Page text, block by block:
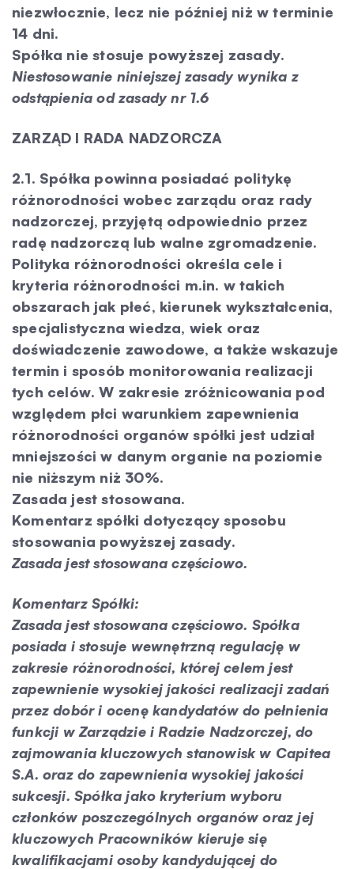
niezwłocznie, lecz nie później niż w terminie
14 dni.
Spółka nie stosuje powyższej zasady.
Niestosowanie niniejszej zasady wynika z
odstąpienia od zasady nr 1.6
ZARZĄD I RADA NADZORCZA
2.1. Spółka powinna posiadać politykę
różnorodności wobec zarządu oraz rady
nadzorczej, przyjętą odpowiednio przez
radę nadzorczą lub walne zgromadzenie.
Polityka różnorodności określa cele i
kryteria różnorodności m.in. w takich
obszarach jak płeć, kierunek wykształcenia,
specjalistyczna wiedza, wiek oraz
doświadczenie zawodowe, a także wskazuje
termin i sposób monitorowania realizacji
tych celów. W zakresie zróżnicowania pod
względem płci warunkiem zapewnienia
różnorodności organów spółki jest udział
mniejszości w danym organie na poziomie
nie niższym niż 30%.
Zasada jest stosowana.
Komentarz spółki dotyczący sposobu
stosowania powyższej zasady.
Zasada jest stosowana częściowo.
Komentarz Spółki:
Zasada jest stosowana częściowo. Spółka
posiada i stosuje wewnętrzną regulację w
zakresie różnorodności, której celem jest
zapewnienie wysokiej jakości realizacji zadań
przez dobór i ocenę kandydatów do pełnienia
funkcji w Zarządzie i Radzie Nadzorczej, do
zajmowania kluczowych stanowisk w Capitea
S.A. oraz do zapewnienia wysokiej jakości
sukcesji. Spółka jako kryterium wyboru
członków poszczególnych organów oraz jej
kluczowych Pracowników kieruje się
kwalifikacjami osoby kandydującej do